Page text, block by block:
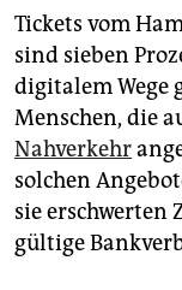
unterstützen
abo
genossenschaft
epaper login
Tickets vom
sind sieben
digitalem Wege
Menschen, die
Nahverkehr
solchen
sie erschwerten
gültige